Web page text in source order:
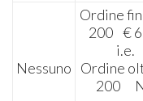
Nessuno
Ordine
200 €
i.e.
Ordine
200